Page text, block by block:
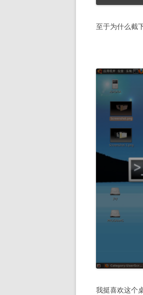
至于为什么截
我挺喜欢这个